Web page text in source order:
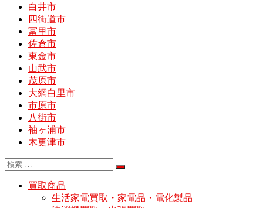
白井市
四街道市
冨里市
佐倉市
東金市
山武市
茂原市
大網白里市
市原市
八街市
袖ヶ浦市
木更津市
買取商品
生活家電買取・家電品・電化製品